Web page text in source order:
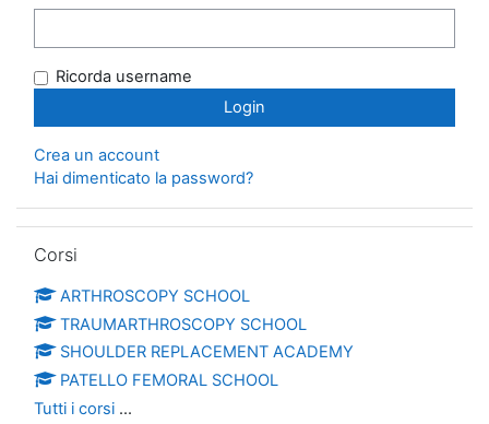
Ricorda username
Crea un account
Hai dimenticato la password?
Corsi
ARTHROSCOPY SCHOOL
TRAUMARTHROSCOPY SCHOOL
SHOULDER REPLACEMENT ACADEMY
PATELLO FEMORAL SCHOOL
Tutti i corsi ...